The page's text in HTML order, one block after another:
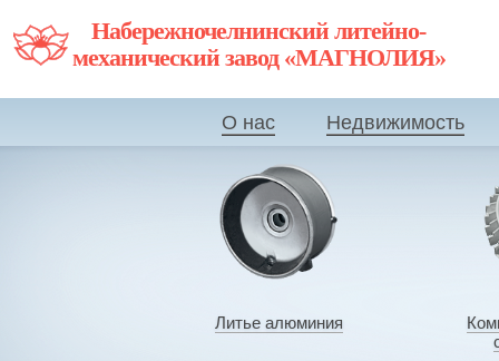
Набережночелнинский литейно-
механический завод «МАГНОЛИЯ»
О нас Недвижимость
Литье алюминия